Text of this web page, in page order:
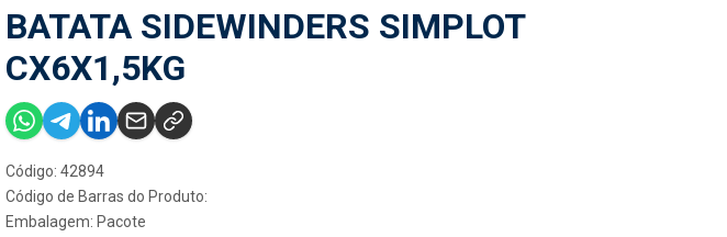
BATATA SIDEWINDERS SIMPLOT
CX6X1,5KG
Código: 42894
Código de Barras do Produto:
Embalagem: Pacote